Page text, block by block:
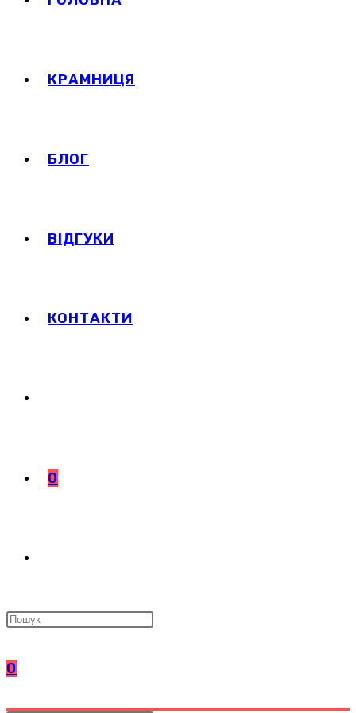
КРАМНИЦЯ
БЛОГ
ВІДГУКИ
КОНТАКТИ
0
0